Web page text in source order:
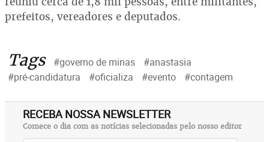
prefeitos, vereadores e deputados.
Tags #governo de minas
#anastasia
#pré-candidatura
#oficializa #evento #contagem
RECEBA NOSSA NEWSLETTER
Comece o dia com as notícias selecionadas pelo nosso editor